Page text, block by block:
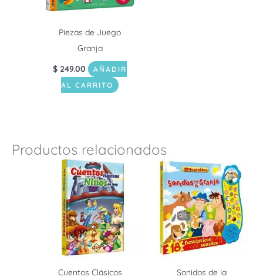
Piezas de Juego
Granja
$ 249.00
AÑADIR
AL CARRITO
Productos relacionados
Cuentos Clásicos
Sonidos de la